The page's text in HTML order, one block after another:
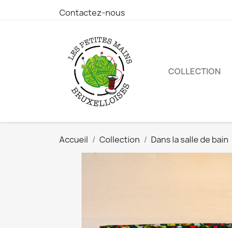
Contactez-nous
COLLECTION
Accueil Collection Dans la salle de bain